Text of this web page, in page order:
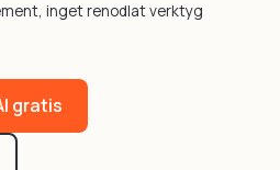
inget renodlat verktyg
gratis